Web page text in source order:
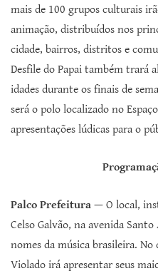
mais de 100 grupos culturais
animação, distribuídos nos
cidade, bairros, distritos e
Desfile do Papai também trará
idades durante os finais de
será o polo localizado no
apresentações lúdicas para o
Palco Prefeitura — O local,
Celso Galvão, na avenida
nomes da música brasileira.
Violado irá apresentar seus